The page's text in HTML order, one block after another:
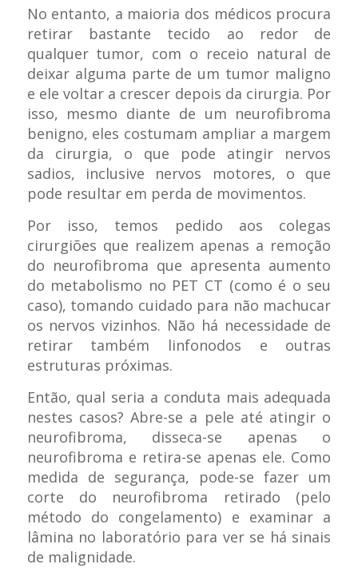
No entanto, a maioria dos médicos procura
retirar bastante tecido ao redor de
qualquer tumor, com o receio natural de
deixar alguma parte de um tumor maligno
e ele voltar a crescer depois da cirurgia. Por
isso, mesmo diante de um neurofibroma
benigno, eles costumam ampliar a margem
da cirurgia, o que pode atingir nervos
sadios, inclusive nervos motores, o que
pode resultar em perda de movimentos.
Por isso, temos pedido aos colegas
cirurgiões que realizem apenas a remoção
do neurofibroma que apresenta aumento
do metabolismo no PET CT (como é o seu
caso), tomando cuidado para não machucar
os nervos vizinhos. Não há necessidade de
retirar também linfonodos e outras
estruturas próximas.
Então, qual seria a conduta mais adequada
nestes casos? Abre-se a pele até atingir o
neurofibroma, disseca-se apenas o
neurofibroma e retira-se apenas ele. Como
medida de segurança, pode-se fazer um
corte do neurofibroma retirado (pelo
método do congelamento) e examinar a
lâmina no laboratório para ver se há sinais
de malignidade.